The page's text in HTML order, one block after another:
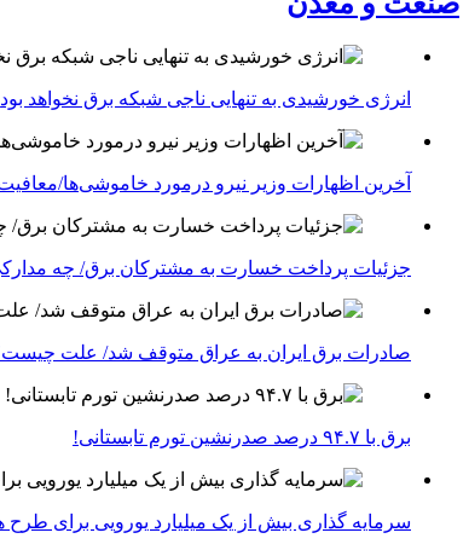
انرژی خورشیدی به تنهایی ناجی شبکه برق نخواهد بود
آخرین اظهارات وزیر نیرو درمورد خاموشی‌ها/معافیت ۴ استان جنوبی درگیر جنگ از قطعی
جزئیات پرداخت خسارت به مشترکان برق/ چه
صادرات برق ایران به عراق متوقف شد/ علت
برق با ۹۴.۷ درصد صدرنشین تورم تابستانی!
سرمایه گذاری بیش از یک میلیارد یورویی برای طرح